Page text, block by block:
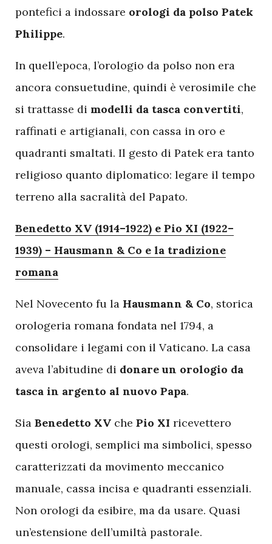
pontefici a indossare orologi da polso Patek
Philippe.
In quell’epoca, l’orologio da polso non era
ancora consuetudine, quindi è verosimile che
si trattasse di modelli da tasca convertiti,
raffinati e artigianali, con cassa in oro e
quadranti smaltati. Il gesto di Patek era tanto
religioso quanto diplomatico: legare il tempo
terreno alla sacralità del Papato.
Benedetto XV (1914–1922) e Pio XI (1922–
1939) – Hausmann & Co e la tradizione
romana
Nel Novecento fu la Hausmann & Co, storica
orologeria romana fondata nel 1794, a
consolidare i legami con il Vaticano. La casa
aveva l’abitudine di donare un orologio da
tasca in argento al nuovo Papa.
Sia Benedetto XV che Pio XI ricevettero
questi orologi, semplici ma simbolici, spesso
caratterizzati da movimento meccanico
manuale, cassa incisa e quadranti essenziali.
Non orologi da esibire, ma da usare. Quasi
un’estensione dell’umiltà pastorale.